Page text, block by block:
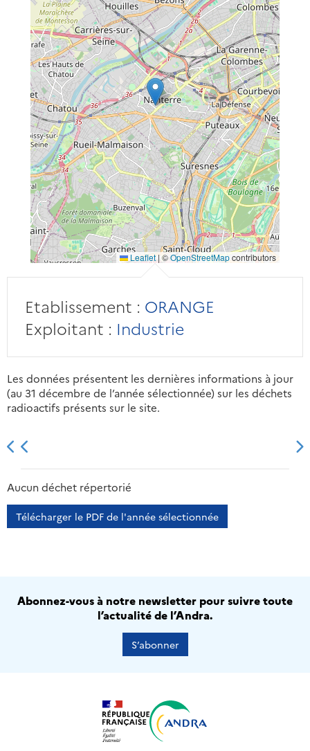
Leaflet|©OpenStreetMapcontributors
Etablissement : ORANGE
Exploitant : Industrie
Les données présentent les dernières informations à jour
(au 31 décembre de l’année sélectionnée) sur les déchets
radioactifs présents sur le site.
2013 2014
Aucun déchet répertorié
Télécharger le PDF de l'année sélectionnée
Abonnez-vous à notre newsletter pour suivre toute
l’actualité de l’Andra.
S’abonner